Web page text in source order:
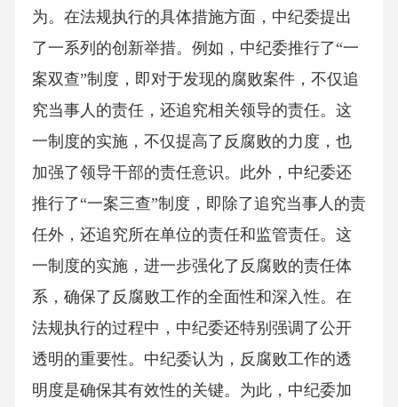
为。在法规执行的具体措施方面，中纪委提出
了一系列的创新举措。例如，中纪委推行了“一
案双查”制度，即对于发现的腐败案件，不仅追
究当事人的责任，还追究相关领导的责任。这
一制度的实施，不仅提高了反腐败的力度，也
加强了领导干部的责任意识。此外，中纪委还
推行了“一案三查”制度，即除了追究当事人的责
任外，还追究所在单位的责任和监管责任。这
一制度的实施，进一步强化了反腐败的责任体
系，确保了反腐败工作的全面性和深入性。在
法规执行的过程中，中纪委还特别强调了公开
透明的重要性。中纪委认为，反腐败工作的透
明度是确保其有效性的关键。为此，中纪委加